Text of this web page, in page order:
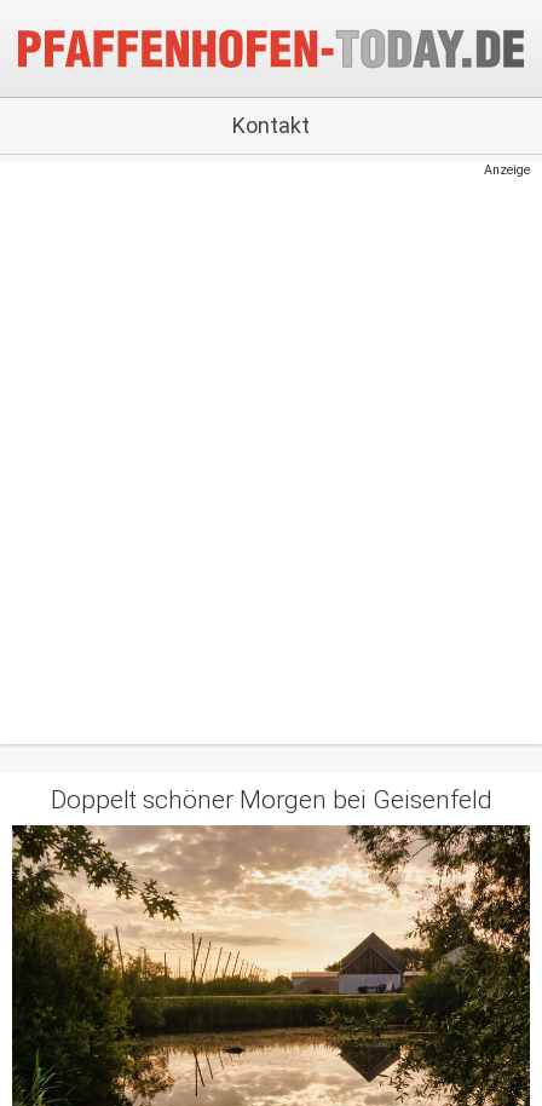
Kontakt
Anzeige
Doppelt schöner Morgen bei Geisenfeld